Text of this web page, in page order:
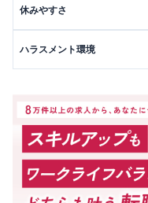
休みやすさ
ハラスメント環境